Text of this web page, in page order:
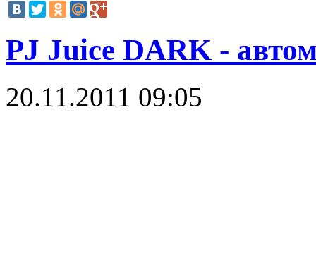
PJ Juice DARK -
20.11.2011 09:05